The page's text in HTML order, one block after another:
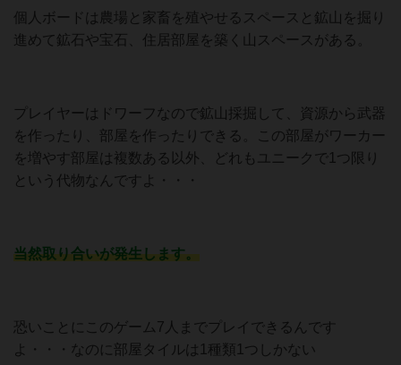
個人ボードは農場と家畜を殖やせるスペースと鉱山を掘り
進めて鉱石や宝石、住居部屋を築く山スペースがある。
プレイヤーはドワーフなので鉱山採掘して、資源から武器
を作ったり、部屋を作ったりできる。この部屋がワーカー
を増やす部屋は複数ある以外、どれもユニークで1つ限り
という代物なんですよ・・・
当然取り合いが発生します。
恐いことにこのゲーム7人までプレイできるんです
よ・・・なのに部屋タイルは1種類1つしかない